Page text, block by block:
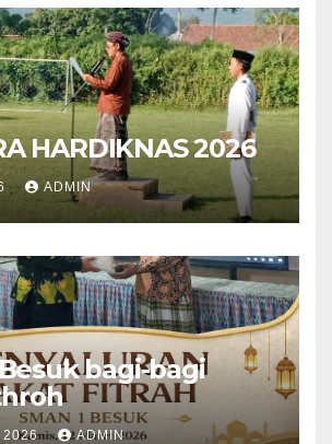
HARDIKNAS 2026
ADMIN
bagi-bagi
2026 ADMIN